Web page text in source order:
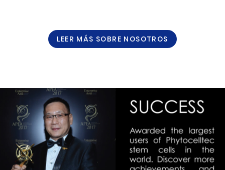
LEER MÁS SOBRE NOSOTROS